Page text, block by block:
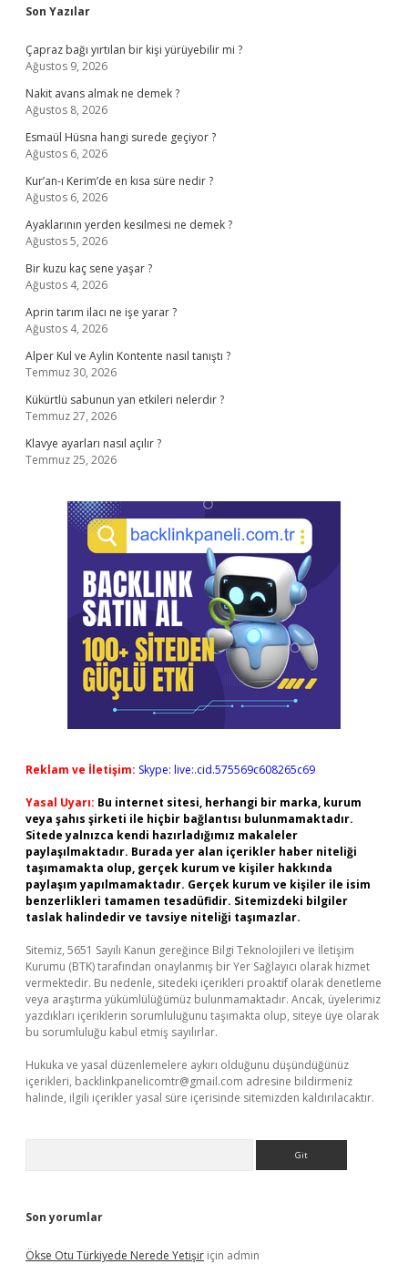
Sidebar
Son Yazılar
Çapraz bağı yırtılan bir kişi yürüyebilir mi ?
Ağustos 9, 2026
Nakit avans almak ne demek ?
Ağustos 8, 2026
Esmaül Hüsna hangi surede geçiyor ?
Ağustos 6, 2026
Kur’an-ı Kerim’de en kısa süre nedir ?
Ağustos 6, 2026
Ayaklarının yerden kesilmesi ne demek ?
Ağustos 5, 2026
Bir kuzu kaç sene yaşar ?
Ağustos 4, 2026
Aprin tarım ilacı ne işe yarar ?
Ağustos 4, 2026
Alper Kul ve Aylin Kontente nasıl tanıştı ?
Temmuz 30, 2026
Kükürtlü sabunun yan etkileri nelerdir ?
Temmuz 27, 2026
Klavye ayarları nasıl açılır ?
Temmuz 25, 2026
Reklam ve İletişim: Skype: live:.cid.575569c608265c69
Yasal Uyarı: Bu internet sitesi, herhangi bir marka, kurum
veya şahıs şirketi ile hiçbir bağlantısı bulunmamaktadır.
Sitede yalnızca kendi hazırladığımız makaleler
paylaşılmaktadır. Burada yer alan içerikler haber niteliği
taşımamakta olup, gerçek kurum ve kişiler hakkında
paylaşım yapılmamaktadır. Gerçek kurum ve kişiler ile isim
benzerlikleri tamamen tesadüfidir. Sitemizdeki bilgiler
taslak halindedir ve tavsiye niteliği taşımazlar.
Sitemiz, 5651 Sayılı Kanun gereğince Bilgi Teknolojileri ve İletişim
Kurumu (BTK) tarafından onaylanmış bir Yer Sağlayıcı olarak hizmet
vermektedir. Bu nedenle, sitedeki içerikleri proaktif olarak denetleme
veya araştırma yükümlülüğümüz bulunmamaktadır. Ancak, üyelerimiz
yazdıkları içeriklerin sorumluluğunu taşımakta olup, siteye üye olarak
bu sorumluluğu kabul etmiş sayılırlar.
Hukuka ve yasal düzenlemelere aykırı olduğunu düşündüğünüz
içerikleri, backlinkpanelicomtr@gmail.com adresine bildirmeniz
halinde, ilgili içerikler yasal süre içerisinde sitemizden kaldırılacaktır.
Son yorumlar
Ökse Otu Türkiyede Nerede Yetişir için admin